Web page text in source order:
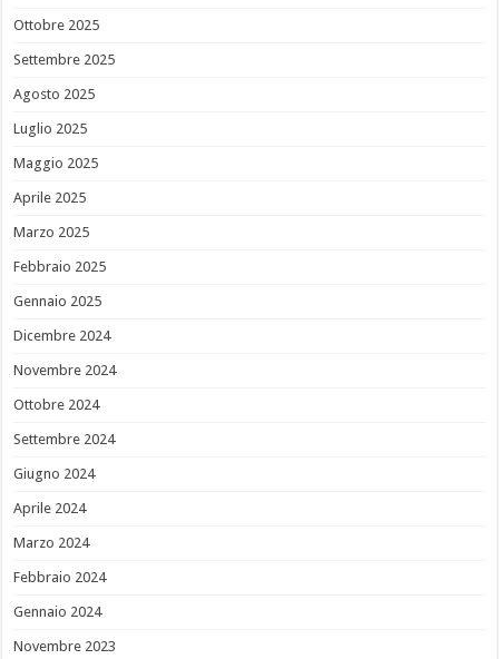
Ottobre 2025
Settembre 2025
Agosto 2025
Luglio 2025
Maggio 2025
Aprile 2025
Marzo 2025
Febbraio 2025
Gennaio 2025
Dicembre 2024
Novembre 2024
Ottobre 2024
Settembre 2024
Giugno 2024
Aprile 2024
Marzo 2024
Febbraio 2024
Gennaio 2024
Novembre 2023